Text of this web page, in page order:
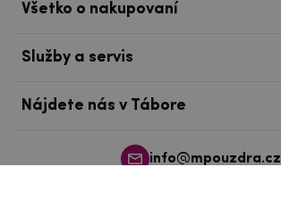
info@mpouzdra.cz
Všetko o nakupovaní
Služby a servis
Nájdete nás v Tábore